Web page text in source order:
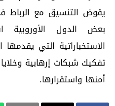
يقوض التنسيق مع الرباط
بعض الدول الأوروبية
الاستخباراتية التي
تفكيك شبكات إرهابية
أمنها واستقرارها.